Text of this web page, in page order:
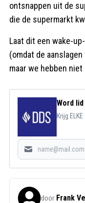
ontsnappen uit de
die de supermarkt
Laat dit een wake-
(omdat de
maar we hebben
Word
Krijg
door Frank